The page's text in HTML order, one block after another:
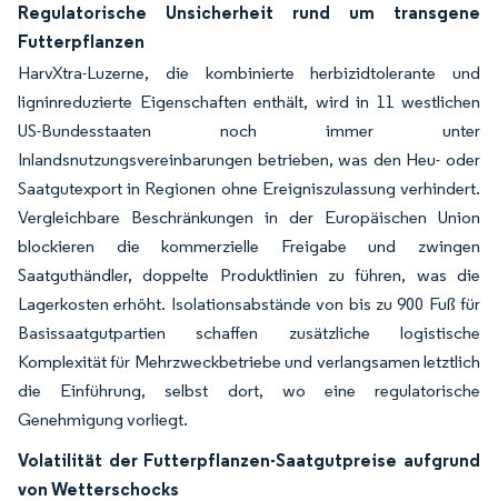
Regulatorische Unsicherheit rund um transgene
Futterpflanzen
HarvXtra-Luzerne, die kombinierte herbizidtolerante und
ligninreduzierte Eigenschaften enthält, wird in 11 westlichen
US-Bundesstaaten noch immer unter
Inlandsnutzungsvereinbarungen betrieben, was den Heu- oder
Saatgutexport in Regionen ohne Ereigniszulassung verhindert.
Vergleichbare Beschränkungen in der Europäischen Union
blockieren die kommerzielle Freigabe und zwingen
Saatguthändler, doppelte Produktlinien zu führen, was die
Lagerkosten erhöht. Isolationsabstände von bis zu 900 Fuß für
Basissaatgutpartien schaffen zusätzliche logistische
Komplexität für Mehrzweckbetriebe und verlangsamen letztlich
die Einführung, selbst dort, wo eine regulatorische
Genehmigung vorliegt.
Volatilität der Futterpflanzen-Saatgutpreise aufgrund
von Wetterschocks